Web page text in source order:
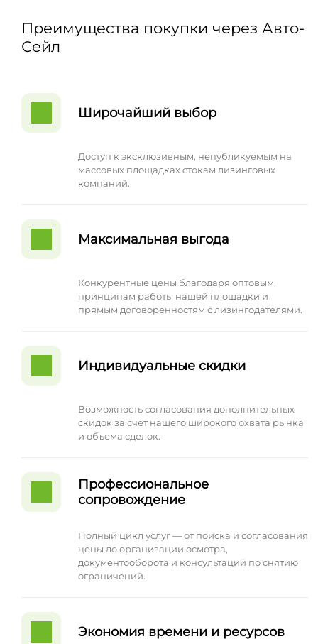
Преимущества покупки через Авто-
Сейл
Широчайший выбор
Доступ к эксклюзивным, непубликуемым на
массовых площадках стокам лизинговых
компаний.
Максимальная выгода
Конкурентные цены благодаря оптовым
принципам работы нашей площадки и
прямым договоренностям с лизингодателями.
Индивидуальные скидки
Возможность согласования дополнительных
скидок за счет нашего широкого охвата рынка
и объема сделок.
Профессиональное
сопровождение
Полный цикл услуг — от поиска и согласования
цены до организации осмотра,
документооборота и консультаций по снятию
ограничений.
Экономия времени и ресурсов